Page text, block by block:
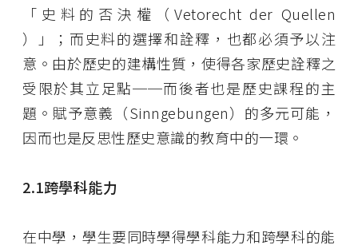
「 史料的否決權（ Vetorecht der Quellen
）
」； 而史料的選擇和詮釋，也都必須予以注
意 。由於歷史的建構性質，使得各家歷史詮釋之
受限於其立足點──而後者也是歷史課程的主
題。 賦予意義（Sinngebungen）的多元可能 ，
因而也是反思性歷史意識的教育中的一環。
2.1跨學科能力
在中學，學生要同時學得學科能力和跨學科的能